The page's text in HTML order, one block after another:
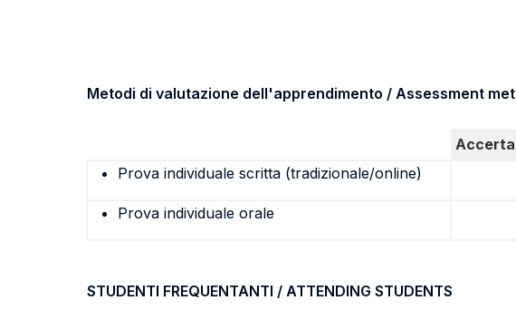
Metodi di valutazione dell'apprendimento / Assessment
Prova individuale scritta (tradizionale/online)
Prova individuale orale
STUDENTI FREQUENTANTI / ATTENDING STUDENTS